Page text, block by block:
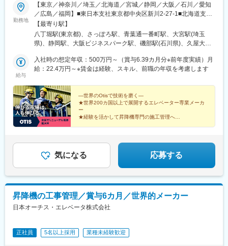
ます。
■勤務地備考
・宮城県仙台市宮城野区中野字神明169－1
・埼玉県さいたま市北区東大成町2‐653
・千葉県浦安市入船1‐5‐2 プライムタワー新浦安512
・新潟県新潟市西蒲区打越140-4
・神奈川県相模原市南区北里2-27-1
・神奈川県海老名市中央2-9-50 プライムタワー4F
・東京都港区芝浦3-16-20芝浦前川ビル1F
・茨城県水戸市加倉井町418-14
・茨城県つくば市高野台3-17-4
・埼玉県鴻巣市袋968
・埼玉県川越市大塚新町63‐2
・埼玉県草加市北谷1-17-1
・千葉県千葉市中央区新町24-9 千葉ウエストビル4階
変更の範囲：会社のすべての業務
勤務地
【東京／神奈川／埼玉／北海道／宮城／静岡／大阪／石川／愛知
／広島／福岡】■東日本支社東京都中央区新川2-27-1■北海道支店
北海道札幌市中央区北3条西1-1-1■東北支店宮城県仙台市青葉区一
番町1-2-25■関東支店埼玉県さいたま市大宮区桜木町1-11-9■神奈
川支店神奈川県横浜市中区新港2-2-1■静岡支店静岡県静岡市葵区
信越支店石川県金沢市鞍月5丁目181番地 ＡＵＢＥビル■中部支店
愛知県名古屋市東区泉1-23-30■中国支店広島県広島市南区稲荷町
ません。原則として引っ越しを伴わないエリア内異動ですが、将
来的に昇進等に伴う全国転勤の可能性はあります。※勤務ブロック
制度あり。変更の範囲：国内外各拠点のうち、会社が定めるもの
とします。※受動喫煙対策：敷地内全面禁煙
【最寄り駅】
八丁堀駅(東京都)、さっぽろ駅、青葉通一番町駅、大宮駅(埼玉
県)、静岡駅、大阪ビジネスパーク駅、磯部駅(石川県)、久屋大通
新静岡駅、京橋駅(大阪府)、栄町駅(愛知県)、段原一丁目駅、大通
駅、広瀬通駅、大阪城公園駅、栄駅(愛知県)、銀山町駅
給与
入社時の想定年収：500万円～（賞与6.39カ月分※前年度実績）月
給：22.4万円～※賃金は経験、スキル、前職の年収を考慮します
―世界のOtisで技術を磨く―
★世界200カ国以上で展開するエレベーター専業メーカ
ー
★経験を活かして昇降機専門の施工管理へ
気になる 応募する
昇降機の工事管理／賞与6カ月／世界的メーカー
日本オーチス・エレベータ株式会社
正社員 5名以上採用 業種未経験歓迎